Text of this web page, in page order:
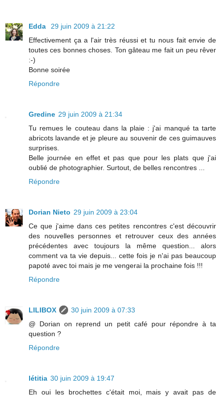
Edda
29 juin 2009 à 21:22
Effectivement ça a l'air très réussi et tu nous fait envie de
toutes ces bonnes choses. Ton gâteau me fait un peu rêver
:-)
Bonne soirée
Répondre
Gredine 29 juin 2009 à 21:34
Tu remues le couteau dans la plaie : j'ai manqué ta tarte
abricots lavande et je pleure au souvenir de ces guimauves
surprises.
Belle journée en effet et pas que pour les plats que j'ai
oublié de photographier. Surtout, de belles rencontres ...
Répondre
Dorian Nieto 29 juin 2009 à 23:04
Ce que j'aime dans ces petites rencontres c'est découvrir
des nouvelles personnes et retrouver ceux des années
précédentes avec toujours la même question... alors
comment va ta vie depuis... cette fois je n'ai pas beaucoup
papoté avec toi mais je me vengerai la prochaine fois !!!
Répondre
LILIBOX
30 juin 2009 à 07:33
@ Dorian on reprend un petit café pour répondre à ta
question ?
Répondre
létitia 30 juin 2009 à 19:47
Eh oui les brochettes c'était moi, mais y avait pas de